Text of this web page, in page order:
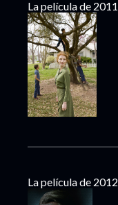
La película de 2011
La película de 2012